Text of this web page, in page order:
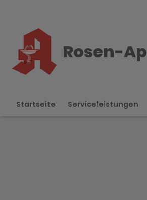
Rosen-
Startseite Serviceleistungen